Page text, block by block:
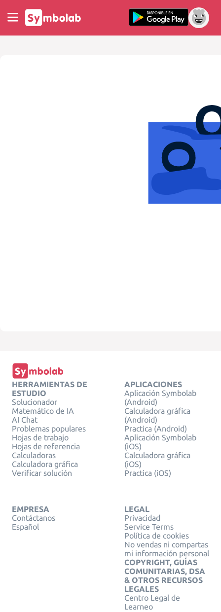
HERRAMIENTAS DE
ESTUDIO
Solucionador
Matemático de IA
AI Chat
Problemas populares
Hojas de trabajo
Hojas de referencia
Calculadoras
Calculadora gráfica
Verificar solución
APLICACIONES
Aplicación Symbolab
(Android)
Calculadora gráfica
(Android)
Practica (Android)
Aplicación Symbolab
(iOS)
Calculadora gráfica
(iOS)
Practica (iOS)
EMPRESA
Contáctanos
Español
LEGAL
Privacidad
Service Terms
Política de cookies
No vendas ni compartas
mi información personal
COPYRIGHT, GUÍAS
COMUNITARIAS, DSA
& OTROS RECURSOS
LEGALES
Centro Legal de
Learneo